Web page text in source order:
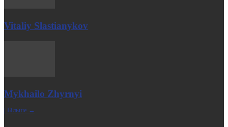
Vitaliy Slastianykov
Mykhailo Zhyrnyi
| Більше →